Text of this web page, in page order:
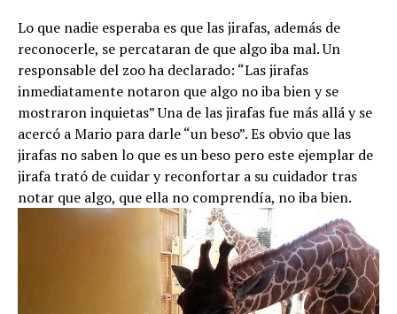
Lo que nadie esperaba es que las jirafas, además de
reconocerle, se percataran de que algo iba mal. Un
responsable del zoo ha declarado: “Las jirafas
inmediatamente notaron que algo no iba bien y se
mostraron inquietas” Una de las jirafas fue más allá y se
acercó a Mario para darle “un beso”. Es obvio que las
jirafas no saben lo que es un beso pero este ejemplar de
jirafa trató de cuidar y reconfortar a su cuidador tras
notar que algo, que ella no comprendía, no iba bien.